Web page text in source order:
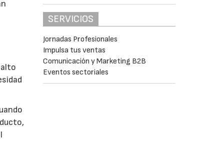
SERVICIOS
Jornadas Profesionales
Impulsa tus ventas
Comunicación y Marketing B2B
Eventos sectoriales